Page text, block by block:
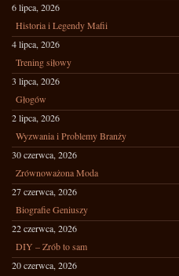
6 lipca, 2026
Historia i Legendy Mafii
4 lipca, 2026
Trening siłowy
3 lipca, 2026
Głogów
2 lipca, 2026
Wyzwania i Problemy Branży
30 czerwca, 2026
Zrównoważona Moda
27 czerwca, 2026
Biografie Geniuszy
22 czerwca, 2026
DIY – Zrób to sam
20 czerwca, 2026